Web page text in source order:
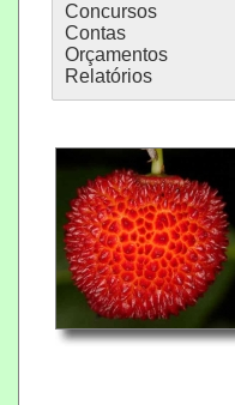
Concursos
Contas
Orçamentos
Relatórios